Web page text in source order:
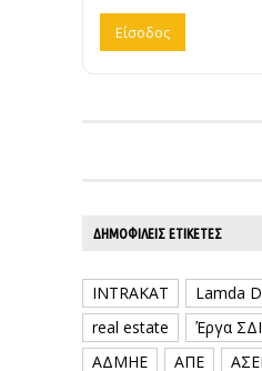
ΔΗΜΟΦΙΛΕΊΣ ΕΤΙΚΈΤΕΣ
INTRAKAT
Lamda
real estate
Έργα
ΑΔΜΗΕ
ΑΠΕ